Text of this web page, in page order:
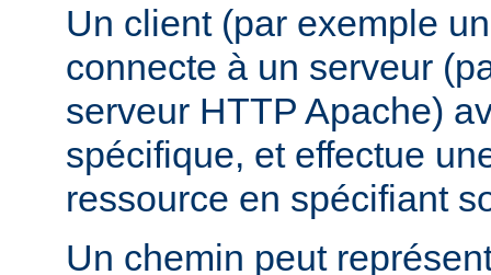
Un client (par exemple
connecte à un serveur
serveur HTTP Apache)
spécifique, et effectue
ressource en spécifiant
Un chemin peut